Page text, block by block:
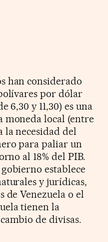
han considerado
por dólar
6,30 y 11,30) es una
moneda local (entre
la necesidad del
para paliar un
al 18% del PIB.
establece
y jurídicas,
de Venezuela o el
tienen la
de divisas.